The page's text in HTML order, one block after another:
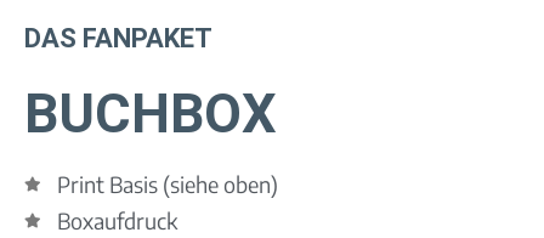
DAS FANPAKET
BUCHBOX
Print Basis (siehe oben)
Boxaufdruck